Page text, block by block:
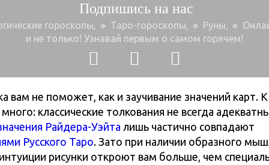
Подпишись на нас
гороскопы, 🔹 Таро-гороскопы, 🔹 Руны, 🔹
и не только! Узнавай первым о самом горячем!
вам не поможет, как и заучивание значений карт.
классические толкования не всегда
Райдера-Уэйта лишь частично совпадают
Русского Таро. Зато при наличии образного
рисунки откроют вам больше, чем